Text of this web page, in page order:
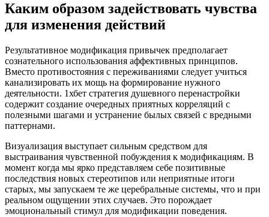
Каким образом задействовать чувства
для изменения действий
Результативное модификация привычек предполагает
сознательного использования аффективных принципов.
Вместо противостояния с переживаниями следует учиться
канализировать их мощь на формирование нужного
деятельности. 1хбет стратегия душевного перенастройки
содержит создание очередных приятных корреляций с
полезными шагами и устранение былых связей с вредными
паттернами.
Визуализация выступает сильным средством для
выстраивания чувственной побуждения к модификациям. В
момент когда мы ярко представляем себе позитивные
последствия новых стереотипов или неприятные итоги
старых, мы запускаем те же церебральные системы, что и при
реальном ощущении этих случаев. Это порождает
эмоциональный стимул для модификации поведения.